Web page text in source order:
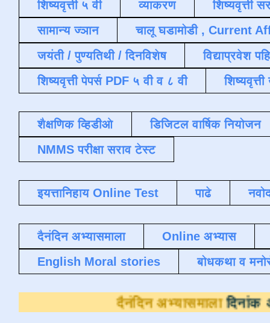
शिष्यवृत्ती ५ वी व्याकरण
शिष्यवृत्ती
सामान्य ज्ञान
चालू घडामोडी , Current
जयंती / पुण्यतिथी / दिनविशेष
विद्याप्रवेश
शिष्यवृत्ती पेपर्स PDF ५ वी व ८ वी
शैक्षणिक व्हिडीओ
डिजिटल वार्षिक नियोजन
NMMS परीक्षा सराव टेस्ट
इयत्तानिहाय Online Test पाढे
दैनंदिन अभ्यासमाला
Online अभ्यास
English Moral stories
बोधकथा व
दैनंदिन